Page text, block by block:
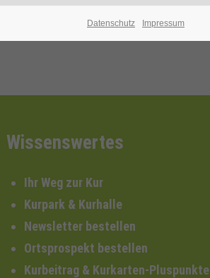
Wissenswertes
Ihr Weg zur Kur
Kurpark & Kurhalle
Newsletter bestellen
Ortsprospekt bestellen
Kurbeitrag & Kurkarten-Pluspunkte
Datenschutz Impressum